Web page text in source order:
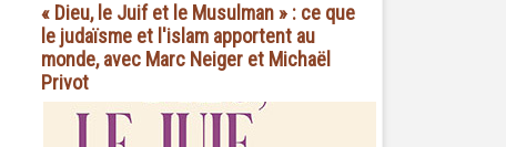
« Dieu, le Juif et le Musulman » : ce que
le judaïsme et l'islam apportent au
monde, avec Marc Neiger et Michaël
Privot